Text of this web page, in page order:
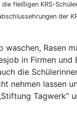
fleißigen KRS-
der
Rasen
in Firmen
die
nehmen lassen
Tagwerk“